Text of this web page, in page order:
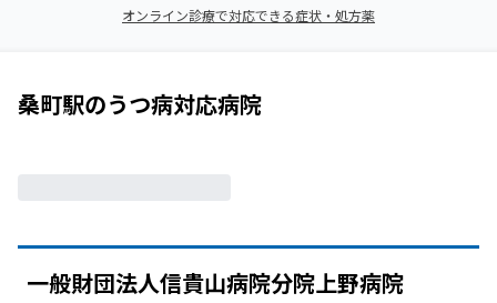
オンライン診療で対応できる症状・処方薬
桑町駅のうつ病対応病院
一般財団法人信貴山病院分院上野病院